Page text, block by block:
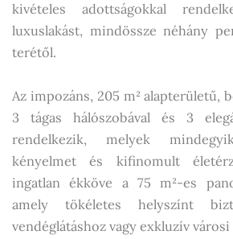
kivételes adottságokkal
luxuslakást, mindössze néhány
terétől.
Az impozáns, 205 m² alapterületű,
3 tágas hálószobával és 3
rendelkezik, melyek
kényelmet és kifinomult
ingatlan ékköve a 75 m²-es
amely tökéletes helyszínt
vendéglátáshoz vagy exkluzív városi